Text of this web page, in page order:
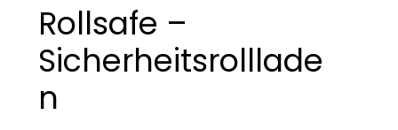
Rollsafe –
Sicherheitsrolllade
n